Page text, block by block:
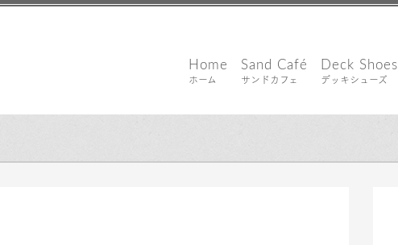
Home
ホーム
Sand Café
サンドカフェ
Deck Shoes
デッキシューズ